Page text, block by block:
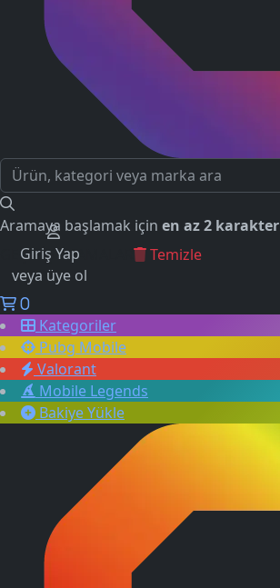
Aramaya başlamak için en az 2 karakter
GEÇMİŞ ARAMALAR
Temizle
Giriş Yap
veya üye ol
0
Kategoriler
Pubg Mobile
Valorant
Mobile Legends
Bakiye Yükle